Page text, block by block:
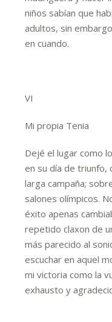
niños sabían que
adultos, sin
en cuando.
VI
Mi propia Tenia
Dejé el lugar como
en su día de triunfo,
larga campaña;
salones olímpicos.
éxito apenas
repetido claxon de
más parecido al
escuchar en aquel
mi victoria como la
exhausto y